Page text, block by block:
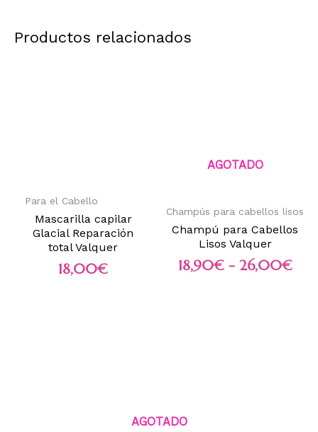
Productos relacionados
Para el Cabello
Mascarilla capilar
Glacial Reparación
total Valquer
18,00€
AGOTADO
Champús para cabellos lisos
Champú para Cabellos
Lisos Valquer
18,90€ - 26,00€
AGOTADO